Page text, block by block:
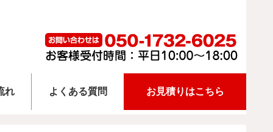
れ よくある質問 お見積りはこちら